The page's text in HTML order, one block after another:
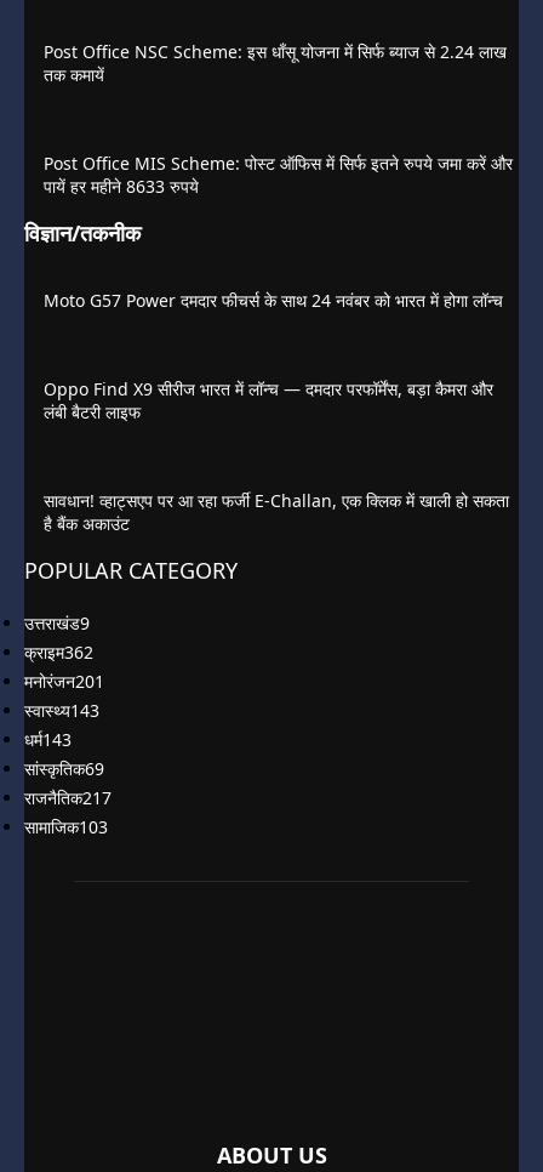
Post Office NSC Scheme: इस धाँसू योजना में सिर्फ ब्याज से 2.24 लाख
तक कमायें
Post Office MIS Scheme: पोस्ट ऑफिस में सिर्फ इतने रुपये जमा करें और
पायें हर महीने 8633 रुपये
विज्ञान/तकनीक
Moto G57 Power दमदार फीचर्स के साथ 24 नवंबर को भारत में होगा लॉन्च
Oppo Find X9 सीरीज भारत में लॉन्च — दमदार परफॉर्मेंस, बड़ा कैमरा और
लंबी बैटरी लाइफ
सावधान! व्हाट्सएप पर आ रहा फर्जी E-Challan, एक क्लिक में खाली हो सकता
है बैंक अकाउंट
POPULAR CATEGORY
उत्तराखंड9
क्राइम362
मनोरंजन201
स्वास्थ्य143
धर्म143
सांस्कृतिक69
राजनैतिक217
सामाजिक103
ABOUT US